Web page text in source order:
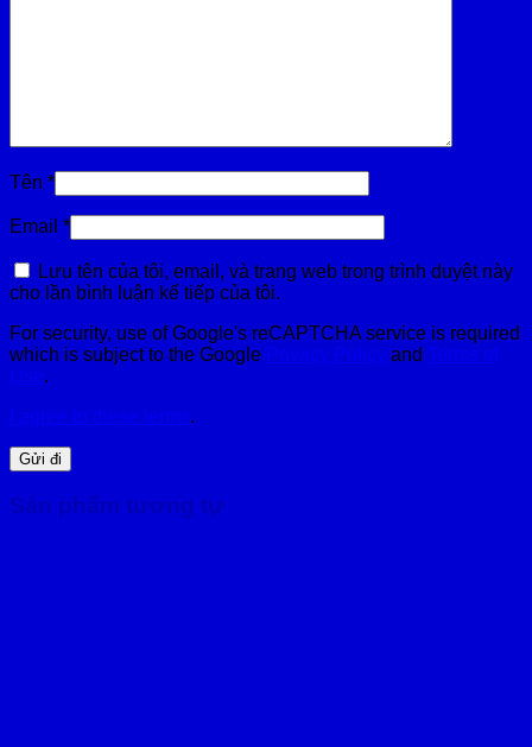
Tên *
Email *
Lưu tên của tôi, email, và trang web trong trình duyệt này
cho lần bình luận kế tiếp của tôi.
For security, use of Google's reCAPTCHA service is required
which is subject to the Google Privacy Policy and Terms of
Use.
I agree to these terms.
Sản phẩm tương tự